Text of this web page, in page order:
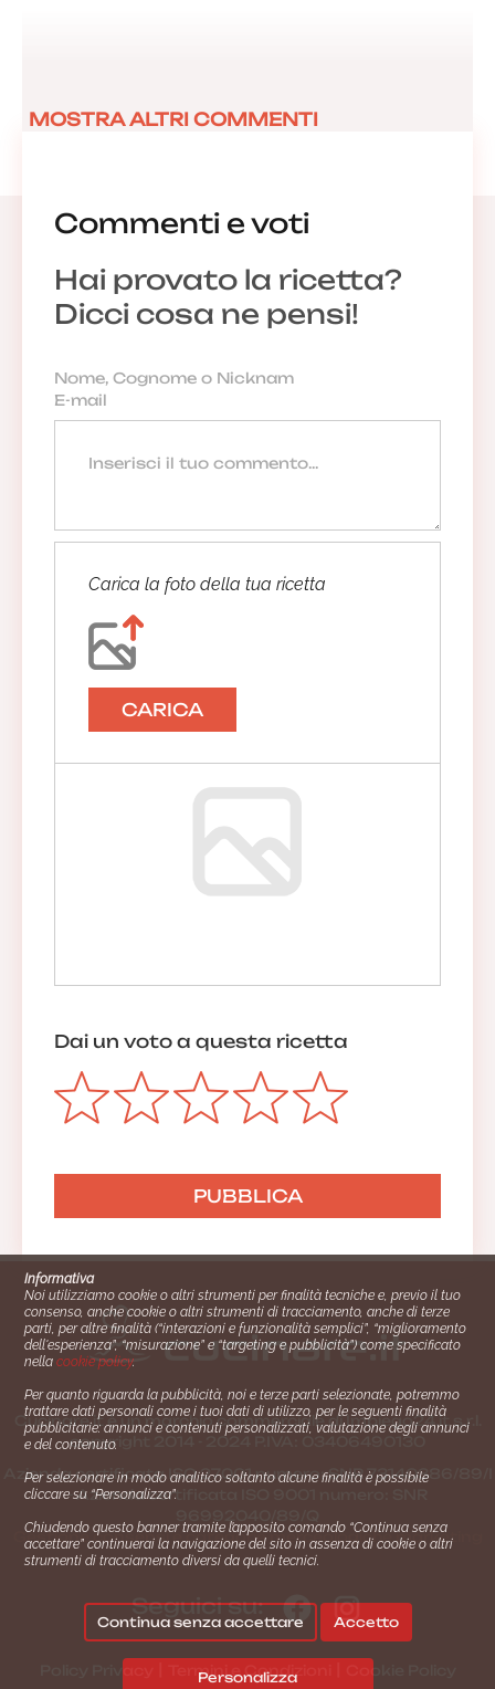
Commenti e voti
Hai provato la ricetta?
Dicci cosa ne pensi!
Carica la foto della tua ricetta
CARICA
Dai un voto a questa ricetta
MOSTRA ALTRI COMMENTI
Cucinare.it è un marchio commerciale di Impiego24.it s.r.l.
copyright 2014 - 2024 P.IVA: 03406490130
Azienda certiﬁcata ISO 27001 numero: SNR 73140386/89/I
- Azienda certiﬁcata ISO 9001 numero: SNR
Gestione consensi e categorie merceologiche marketing
Seguici su:
Termini e Condizioni
Informativa
Noi utilizziamo cookie o altri strumenti per finalità tecniche e, previo il tuo
consenso, anche cookie o altri strumenti di tracciamento, anche di terze
parti, per altre finalità (“interazioni e funzionalità semplici”, “miglioramento
dell'esperienza”, “misurazione” e “targeting e pubblicità”) come specificato
nellacookie policy.
Per quanto riguarda la pubblicità, noi e terze parti selezionate, potremmo
trattare dati personali come i tuoi dati di utilizzo, per le seguenti finalità
pubblicitarie: annunci e contenuti personalizzati, valutazione degli annunci
e del contenuto.
Per selezionare in modo analitico soltanto alcune finalità è possibile
cliccare su “Personalizza”.
Chiudendo questo banner tramite l’apposito comando “Continua senza
accettare” continuerai la navigazione del sito in assenza di cookie o altri
strumenti di tracciamento diversi da quelli tecnici.
Personalizza
Continua senza accettare Accetto